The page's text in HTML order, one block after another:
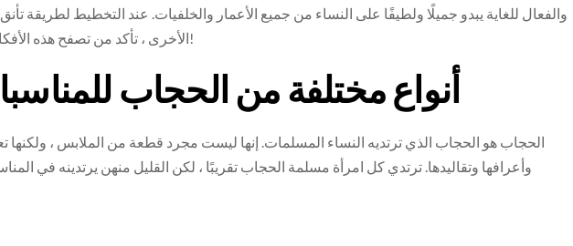
والفعال للغاية يبدو جميلًا ولطيفًا على النساء من جميع الأعمار والخلفيات. عند التخطيط لطريقة تأنق
الأخرى ، تأكد من تصفح هذه الأفكار الرائعة التي قدمتها حجابايا!
أنواع مختلفة من الحجاب
الحجاب هو الحجاب الذي ترتديه النساء المسلمات. إنها ليست مجرد قطعة من الملابس ،
وأعرافها وتقاليدها. ترتدي كل امرأة مسلمة الحجاب تقريبًا ، لكن القليل منهن يرتدينه في